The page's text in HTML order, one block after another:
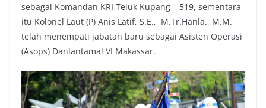
sebagai Komandan KRI Teluk Kupang – 519, sementara
itu Kolonel Laut (P) Anis Latif, S.E., M.Tr.Hanla., M.M.
telah menempati jabatan baru sebagai Asisten Operasi
(Asops) Danlantamal VI Makassar.